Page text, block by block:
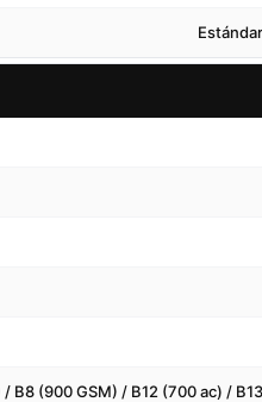
B8 (900 GSM) / B12 (700 ac) /